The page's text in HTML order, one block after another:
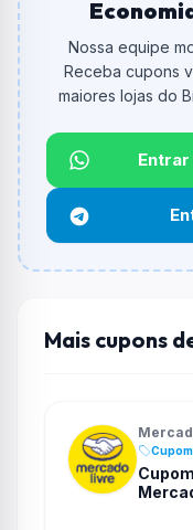
De quanto é o
Qual é o valor
O valor minimo de
Qual é o desconto
Até
Funciona em
Não
e alguns
Nossa equipe
Receba cupons
maiores lojas do
Mais cupons